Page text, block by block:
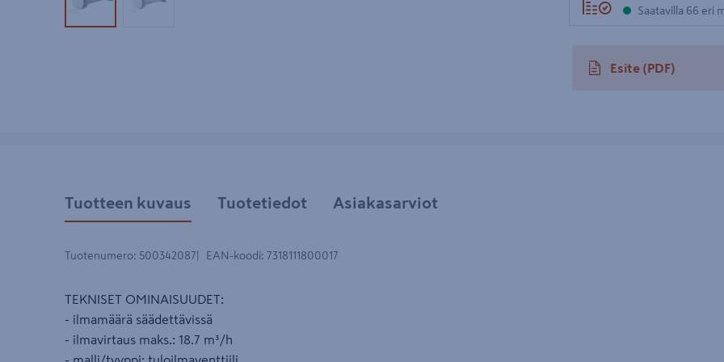
Tuotekuva 1 Saatavilla 66 eri
Esite (PDF)
avautuu uuteen
Tuotteen kuvaus Tuotetiedot Asiakasarviot
Tuotenumero: 500342087 EAN-koodi: 7318111800017
TEKNISET OMINAISUUDET:
- ilmamäärä säädettävissä
- ilmavirtaus maks.: 18.7 m³/h